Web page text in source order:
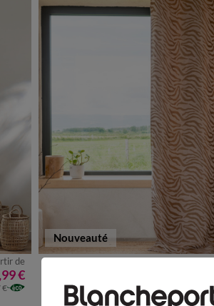
de
€
€
Nouveauté